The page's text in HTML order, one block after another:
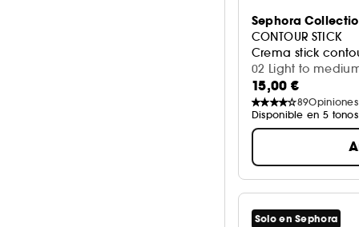
Sephora
CONTOUR STICK
Crema stick
02 Light to
15,00 €
89Opiniones
Disponible en 5 tonos
Solo en Sephora